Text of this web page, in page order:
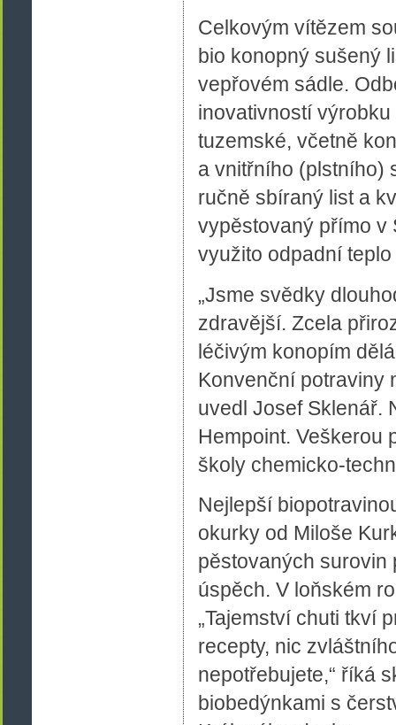
Celkovým vítězem
bio konopný sušený
vepřovém sádle.
inovativností
tuzemské, včetně
a vnitřního (plstního)
ručně sbíraný list a
vypěstovaný přímo v
využito odpadní
„Jsme svědky
zdravější. Zcela
léčivým konopím
Konvenční potraviny
uvedl Josef Sklenář.
Hempoint. Veškerou
školy chemicko-
Nejlepší
okurky od Miloše
pěstovaných surovin
úspěch. V loňském
„Tajemství chuti tkví
recepty, nic
nepotřebujete,“ říká
biobedýnkami s